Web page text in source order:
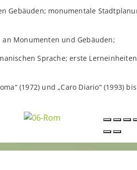
Gebäuden; monumentale
Monumenten und Gebäuden;
Sprache; erste
(1972) und „Caro Diario“ (1993)